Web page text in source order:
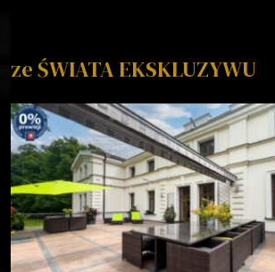
ze ŚWIATA EKSKLUZYWU